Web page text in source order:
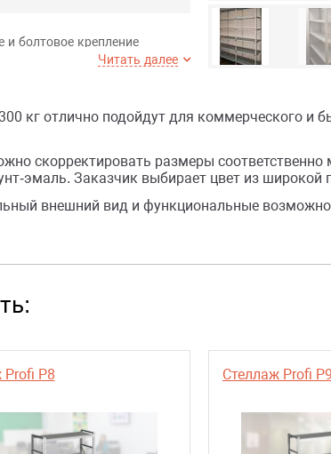
и болтовое крепление
Читать далее
кг отлично подойдут для коммерческого и
скорректировать размеры
эмаль. Заказчик выбирает цвет из широкой
внешний вид и функциональные
Profi P8 Стеллаж Profi P9